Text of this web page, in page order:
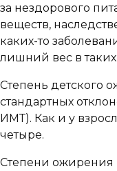
за нездорового
веществ,
каких-то
лишний вес в таких
Степень детского
стандартных
ИМТ). Как и у
четыре.
Степени ожирения